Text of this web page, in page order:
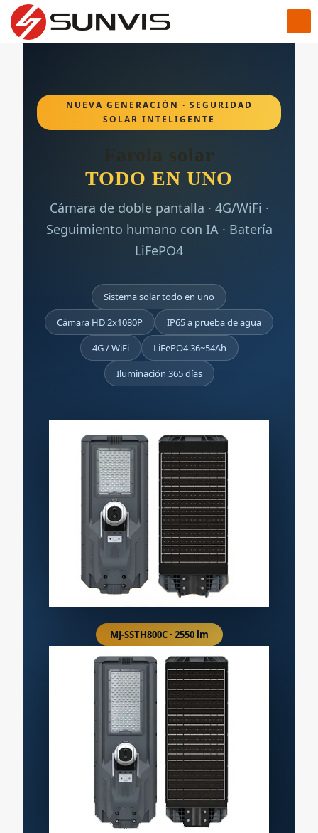
NUEVA GENERACIÓN · SEGURIDAD
SOLAR INTELIGENTE
Farola solar
TODO EN UNO
Cámara de doble pantalla · 4G/WiFi ·
Seguimiento humano con IA · Batería
LiFePO4
Sistema solar todo en uno
Cámara HD 2x1080P
IP65 a prueba de agua
4G / WiFi
LiFePO4 36~54Ah
Iluminación 365 días
MJ-SSTH800C · 2550 lm